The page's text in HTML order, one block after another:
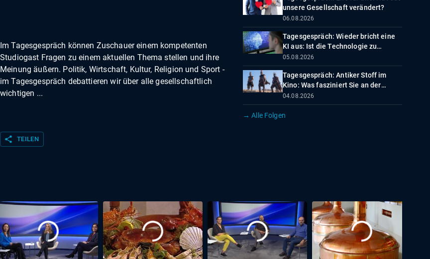
Im Tagesgespräch können Zuschauer einem kompetenten
Studiogast Fragen zu einem aktuellen Thema stellen und ihre
Meinung äußern. Politik, Wirtschaft, Kultur, Religion und Sport -
im Tagesgespräch debattieren wir über alle gesellschaftlich
wichtigen ...
share TEILEN
unsere Gesellschaft verändert?
06.08.2026
Tagesgespräch: Wieder bricht eine
KI aus: Ist die Technologie zu
beherrschen?
05.08.2026
Tagesgespräch: Antiker Stoff im
Kino: Was fasziniert Sie an der
Odyssee?
04.08.2026
→ Alle Folgen